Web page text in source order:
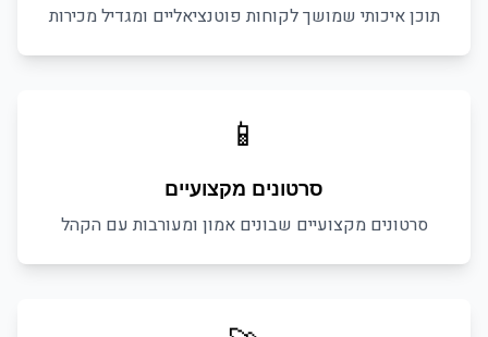
תוכן איכותי שמושך לקוחות פוטנציאליים ומגדיל מכירות
📱
סרטונים מקצועיים
סרטונים מקצועיים שבונים אמון ומעורבות עם הקהל